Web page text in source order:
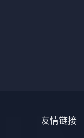
友情链接